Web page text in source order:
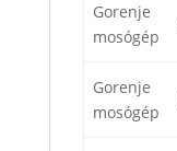
Gorenje
mosógép
Gorenje
mosógép